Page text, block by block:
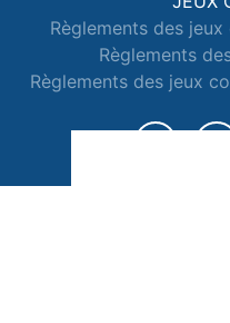
Règlements des
Règlements
Règlements des jeux